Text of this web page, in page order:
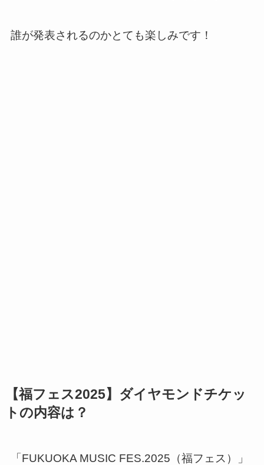
誰が発表されるのかとても楽しみです！
【福フェス2025】ダイヤモンドチケッ
トの内容は？
「FUKUOKA MUSIC FES.2025（福フェス）」